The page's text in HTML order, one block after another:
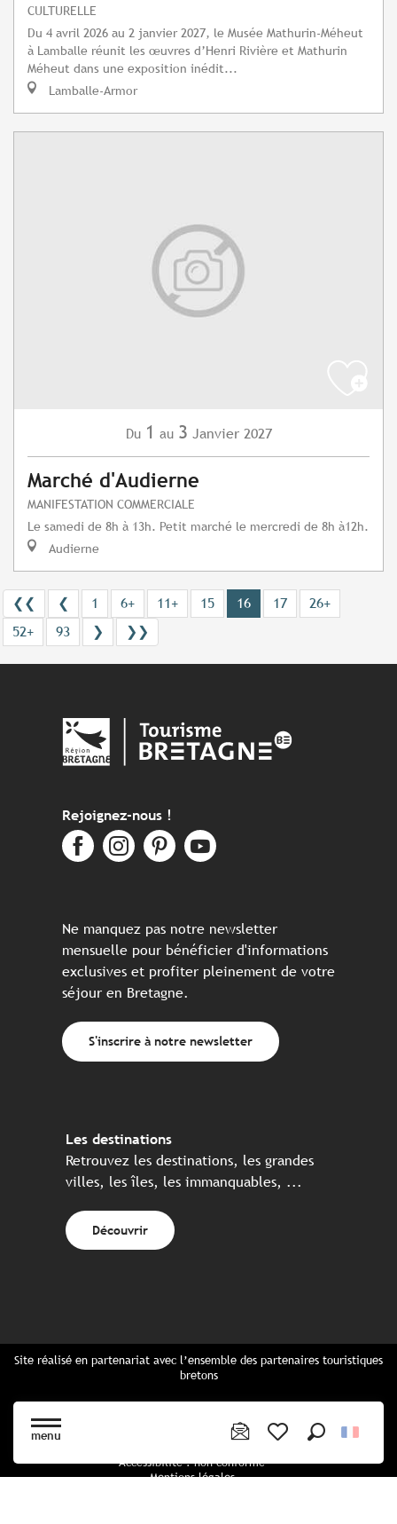
menu
CULTURELLE
Du 4 avril 2026 au 2 janvier 2027, le Musée Mathurin-Méheut
à Lamballe réunit les œuvres d’Henri Rivière et Mathurin
Méheut dans une exposition inédit...
Lamballe-Armor
Du 1 au 3 Janvier 2027
Marché d'Audierne
MANIFESTATION COMMERCIALE
Le samedi de 8h à 13h. Petit marché le mercredi de 8h à12h.
Audierne
❮❮ ❮ 1 6+ 11+ 15 16 17
26+
52+
93 ❯ ❯❯
Rejoignez-nous !
Ne manquez pas notre newsletter
mensuelle pour bénéficier d'informations
exclusives et profiter pleinement de votre
séjour en Bretagne.
S'inscrire à notre newsletter
Les destinations
Retrouvez les destinations, les grandes
villes, les îles, les immanquables, ...
Découvrir
Site réalisé en partenariat avec l’ensemble des partenaires touristiques
bretons
Cartes Bretagne & brochures
Accessibilité : non conforme
Mentions légales